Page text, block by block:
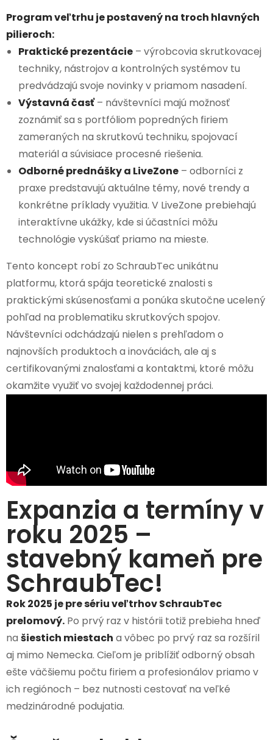
Program veľtrhu je postavený na troch hlavných
pilieroch:
Praktické prezentácie – výrobcovia skrutkovacej
techniky, nástrojov a kontrolných systémov tu
predvádzajú svoje novinky v priamom nasadení.
Výstavná časť– návštevníci majú možnosť
zoznámiť sa s portfóliom popredných firiem
zameraných na skrutkovú techniku, spojovací
materiál a súvisiace procesné riešenia.
Odborné prednášky a LiveZone – odborníci z
praxe predstavujú aktuálne témy, nové trendy a
konkrétne príklady využitia. V LiveZone prebiehajú
interaktívne ukážky, kde si účastníci môžu
technológie vyskúšať priamo na mieste.
Tento koncept robí zo SchraubTec unikátnu
platformu, ktorá spája teoretické znalosti s
praktickými skúsenosťami a ponúka skutočne ucelený
pohľad na problematiku skrutkových spojov.
Návštevníci odchádzajú nielen s prehľadom o
najnovších produktoch a inováciách, ale aj s
certifikovanými znalosťami a kontaktmi, ktoré môžu
okamžite využiť vo svojej každodennej práci.
Expanzia a termíny v
roku 2025 –
stavebný kameň pre
SchraubTec!
Rok 2025 je pre sériu veľtrhov SchraubTec
prelomový. Po prvý raz v histórii totiž prebieha hneď
na šiestich miestach a vôbec po prvý raz sa rozšíril
aj mimo Nemecka. Cieľom je priblížiť odborný obsah
ešte väčšiemu počtu firiem a profesionálov priamo v
ich regiónoch – bez nutnosti cestovať na veľké
medzinárodné podujatia.